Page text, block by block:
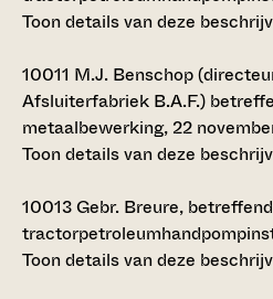
Toon details van deze
10011 M.J. Benschop
Afsluiterfabriek B.A.F.)
metaalbewerking, 22
Toon details van deze
10013Gebr. Breure,
Toon details van deze